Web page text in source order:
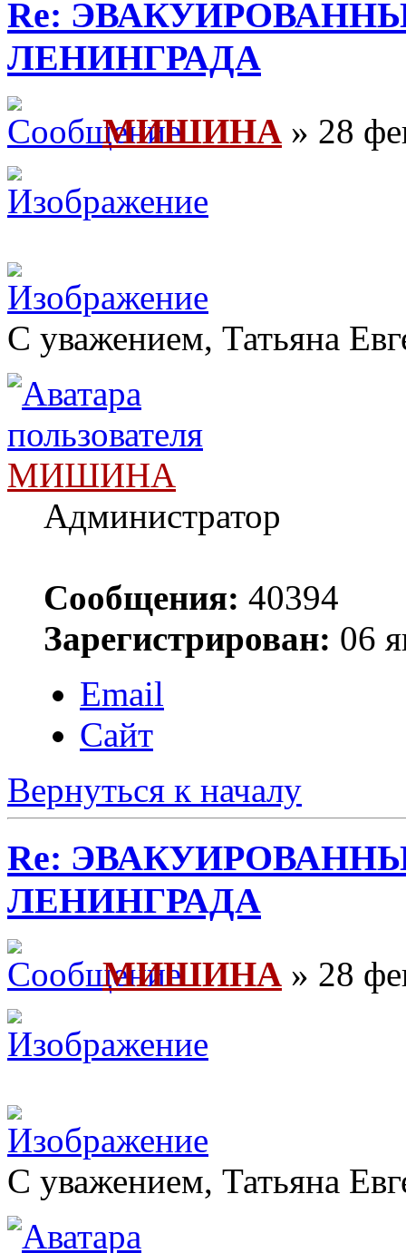
Re:
ЛЕНИНГРАДА
МИШИНА » 28
С уважением, Татьяна
МИШИНА
Администратор
Сообщения: 40394
Зарегистрирован: 06
Email
Сайт
Вернуться к началу
Re:
ЛЕНИНГРАДА
МИШИНА » 28
С уважением, Татьяна